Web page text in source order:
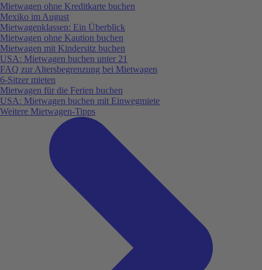
Mietwagen ohne Kreditkarte buchen
Mexiko im August
Mietwagenklassen: Ein Überblick
Mietwagen ohne Kaution buchen
Mietwagen mit Kindersitz buchen
USA: Mietwagen buchen unter 21
FAQ zur Altersbegrenzung bei Mietwagen
6-Sitzer mieten
Mietwagen für die Ferien buchen
USA: Mietwagen buchen mit Einwegmiete
Weitere Mietwagen-Tipps